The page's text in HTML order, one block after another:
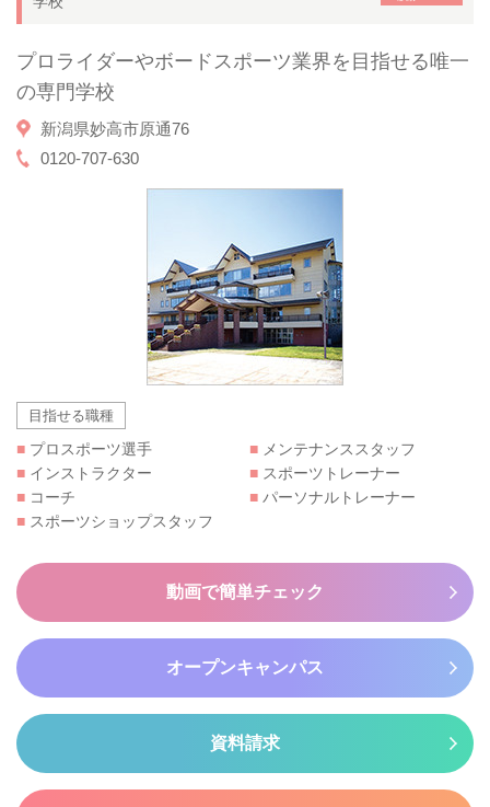
プロライダーやボードスポーツ業界を目指せる唯一
の専門学校
新潟県妙高市原通76
0120-707-630
目指せる職種
■ プロスポーツ選手
■ インストラクター
■ コーチ
■ スポーツショップスタッフ
■ メンテナンススタッフ
■ スポーツトレーナー
■ パーソナルトレーナー
動画で簡単チェック
オープンキャンパス
資料請求